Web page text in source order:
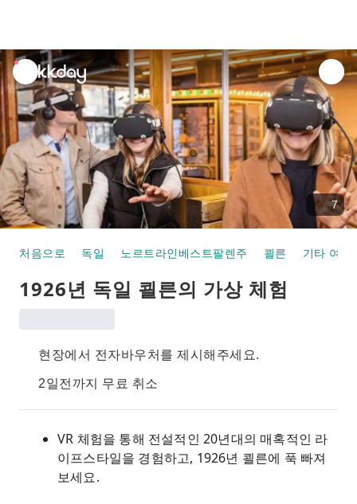
unread
notifications
7
처음으로 독일 노르트라인베스트팔렌주 쾰른 기타 여행
1926년 독일 쾰른의 가상 체험
현장에서 전자바우처를 제시해주세요.
2일전까지 무료 취소
VR 체험을 통해 전설적인 20년대의 매혹적인 라
이프스타일을 경험하고, 1926년 쾰른에 푹 빠져
보세요.